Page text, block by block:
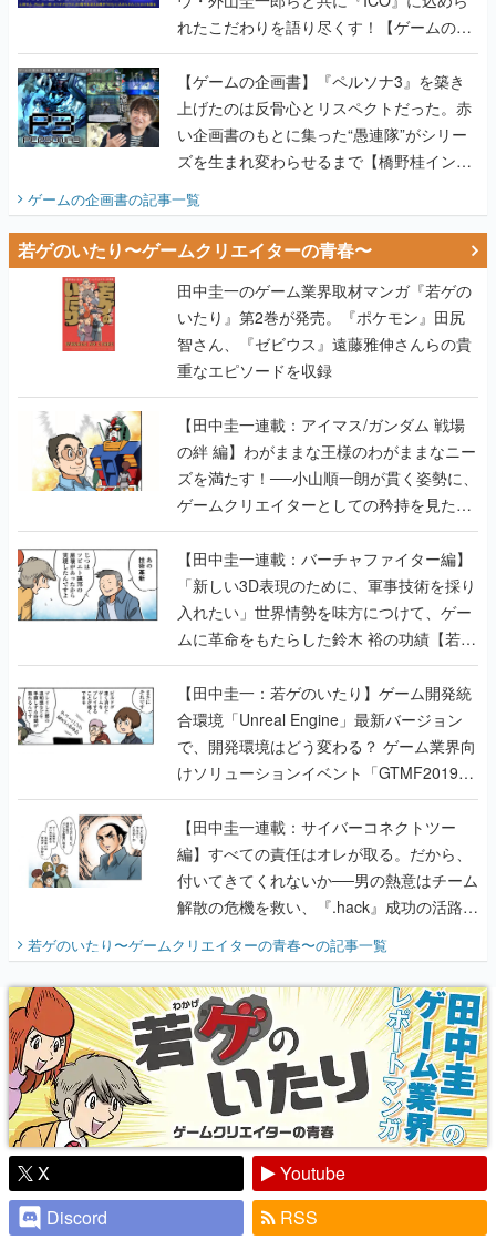
れたこだわりを語り尽くす！【ゲームの企
画書】
【ゲームの企画書】『ペルソナ3』を築き
上げたのは反骨心とリスペクトだった。赤
い企画書のもとに集った“愚連隊”がシリー
ズを生まれ変わらせるまで【橋野桂インタ
ゲームの企画書の記事一覧
若ゲのいたり〜ゲームクリエイターの青春〜
田中圭一のゲーム業界取材マンガ『若ゲの
いたり』第2巻が発売。『ポケモン』田尻
智さん、『ゼビウス』遠藤雅伸さんらの貴
重なエピソードを収録
【田中圭一連載：アイマス/ガンダム 戦場
の絆 編】わがままな王様のわがままなニー
ズを満たす！──小山順一朗が貫く姿勢に、
ゲームクリエイターとしての矜持を見た
【若ゲのいたり最終回】
【田中圭一連載：バーチャファイター編】
「新しい3D表現のために、軍事技術を採り
入れたい」世界情勢を味方につけて、ゲー
ムに革命をもたらした鈴木 裕の功績【若ゲ
のいたり】
【田中圭一：若ゲのいたり】ゲーム開発統
合環境「Unreal Engine」最新バージョン
で、開発環境はどう変わる？ ゲーム業界向
けソリューションイベント「GTMF2019」
に行って、より理解を深めよう【PR】
【田中圭一連載：サイバーコネクトツー
編】すべての責任はオレが取る。だから、
付いてきてくれないか──男の熱意はチーム
解散の危機を救い、『.hack』成功の活路を
『少年ジャンプ』色だった【若ゲのいた
り】
若ゲのいたり〜ゲームクリエイターの青春〜の記事一覧
X
Youtube
Discord
RSS